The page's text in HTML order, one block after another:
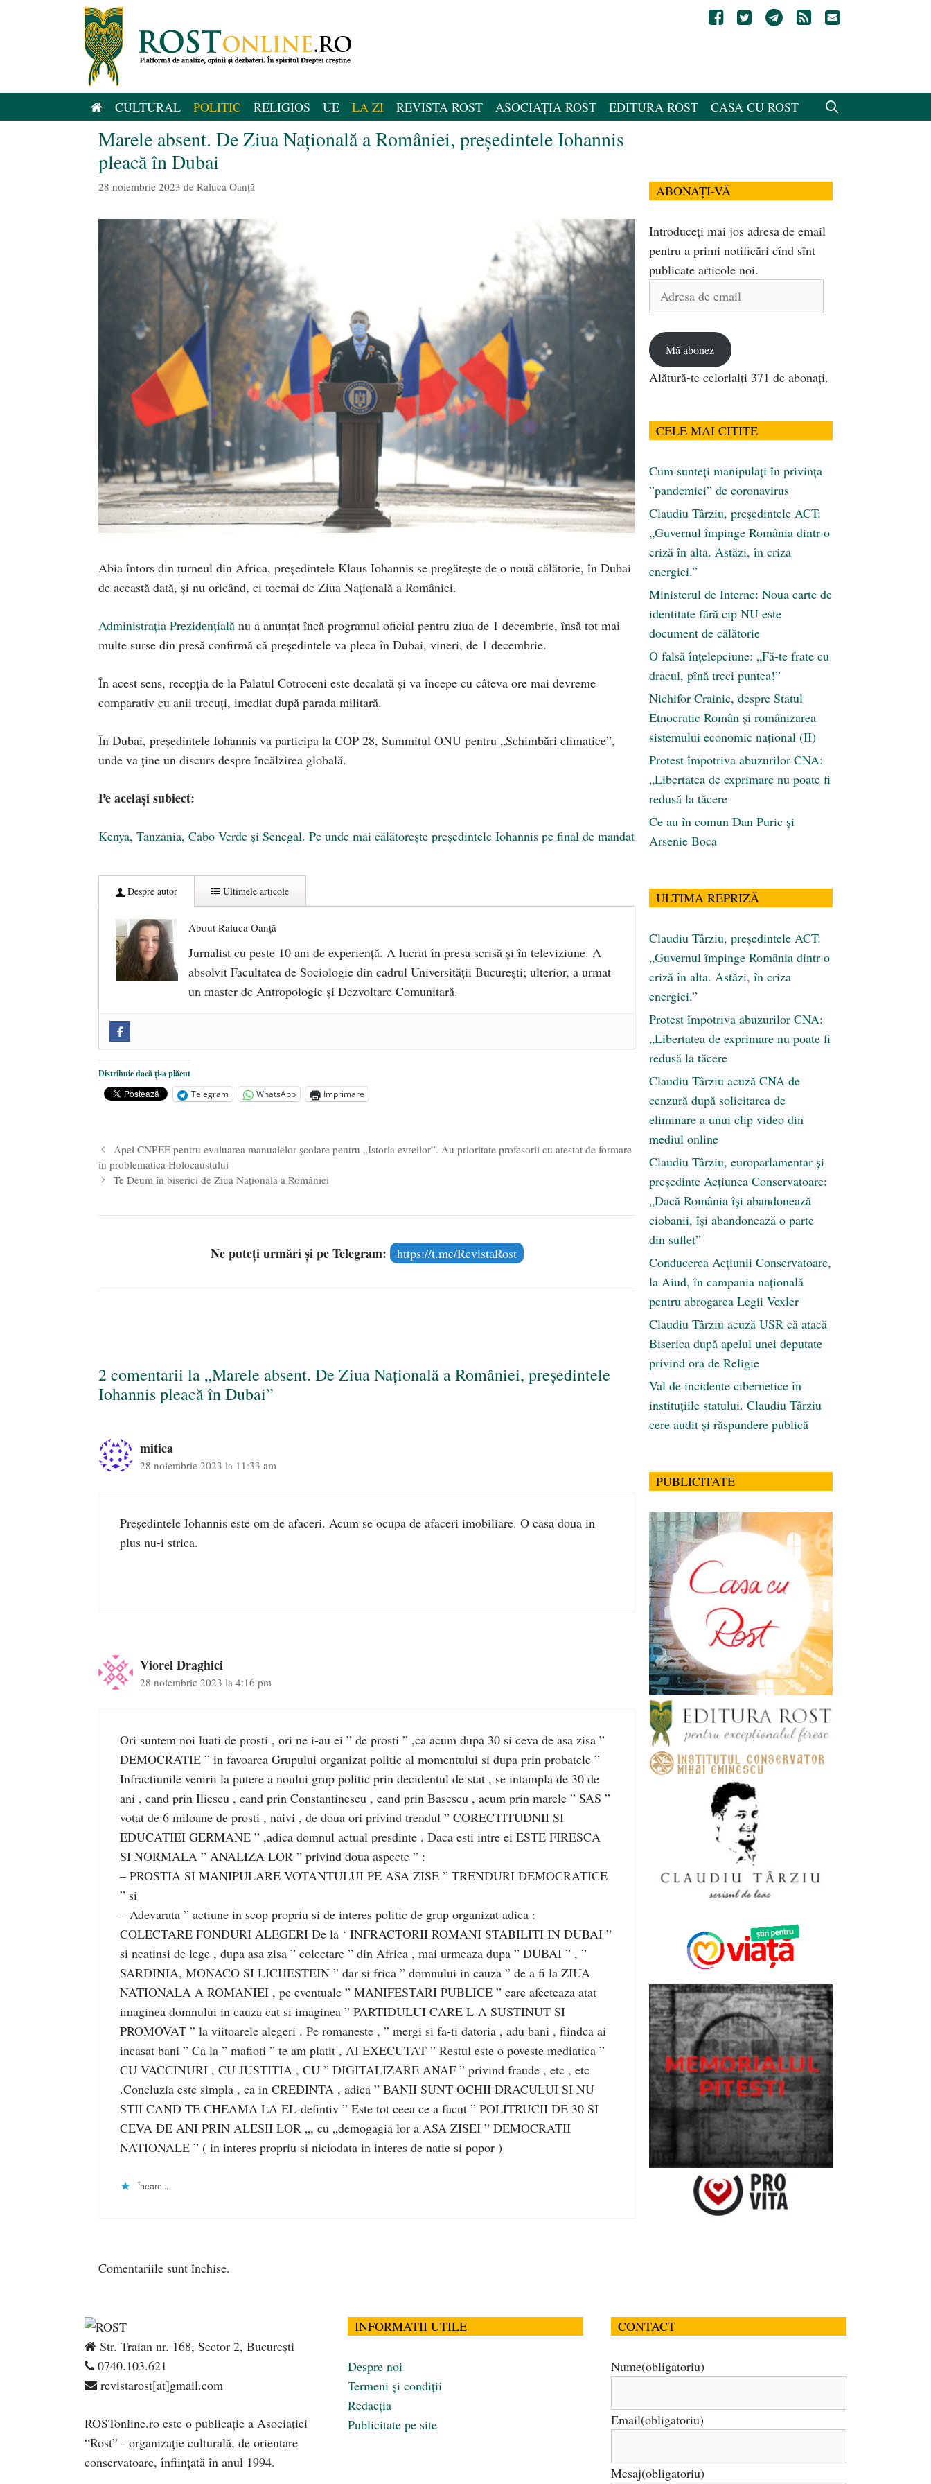
CULTURAL POLITIC RELIGIOS UE LA ZI REVISTA ROST ASOCIAȚIA ROST EDITURA ROST CASA CU ROST
Marele absent. De Ziua Națională a României, președintele Iohannis
pleacă în Dubai
28 noiembrie 2023 de Raluca Oanță
Abia întors din turneul din Africa, președintele Klaus Iohannis se pregătește de o nouă călătorie, în Dubai
de această dată, și nu oricând, ci tocmai de Ziua Națională a României.
Administrația Prezidențială nu a anunțat încă programul oficial pentru ziua de 1 decembrie, însă tot mai
multe surse din presă confirmă că președintele va pleca în Dubai, vineri, de 1 decembrie.
În acest sens, recepția de la Palatul Cotroceni este decalată și va începe cu câteva ore mai devreme
comparativ cu anii trecuți, imediat după parada militară.
În Dubai, președintele Iohannis va participa la COP 28, Summitul ONU pentru „Schimbări climatice”,
unde va ține un discurs despre încălzirea globală.
Pe același subiect:
Kenya, Tanzania, Cabo Verde și Senegal. Pe unde mai călătorește președintele Iohannis pe final de mandat
Despre autor Ultimele articole
About Raluca Oanță
Jurnalist cu peste 10 ani de experiență. A lucrat în presa scrisă și în televiziune. A
absolvit Facultatea de Sociologie din cadrul Universității București; ulterior, a urmat
un master de Antropologie și Dezvoltare Comunitară.
comemorat la 102 ani de la naștere - 29 iulie 2024
„Carnea cultivată” în laborator, tot mai aproape de autorizare pentru comercializare în UE
iulie 2024
Distribuie dacă ți-a plăcut
Telegram
WhatsApp Imprimare
Apel CNPEE pentru evaluarea manualelor școlare pentru „Istoria evreilor”. Au prioritate profesorii cu atestat de formare
în problematica Holocaustului
Te Deum în biserici de Ziua Naţională a României
Ne puteți urmări și pe Telegram: https://t.me/RevistaRost
2 comentarii la „Marele absent. De Ziua Națională a României, președintele
Iohannis pleacă în Dubai”
mitica
28 noiembrie 2023 la 11:33 am
Președintele Iohannis este om de afaceri. Acum se ocupa de afaceri imobiliare. O casa doua in
plus nu-i strica.
Viorel Draghici
28 noiembrie 2023 la 4:16 pm
Ori suntem noi luati de prosti , ori ne i-au ei ” de prosti ” ,ca acum dupa 30 si ceva de asa zisa ”
DEMOCRATIE ” in favoarea Grupului organizat politic al momentului si dupa prin probatele ”
Infractiunile venirii la putere a noului grup politic prin decidentul de stat , se intampla de 30 de
ani , cand prin Iliescu , cand prin Constantinescu , cand prin Basescu , acum prin marele ” SAS ”
votat de 6 miloane de prosti , naivi , de doua ori privind trendul ” CORECTITUDNII SI
EDUCATIEI GERMANE ” ,adica domnul actual presdinte . Daca esti intre ei ESTE FIRESCA
SI NORMALA ” ANALIZA LOR ” privind doua aspecte ” :
– PROSTIA SI MANIPULARE VOTANTULUI PE ASA ZISE ” TRENDURI DEMOCRATICE
” si
– Adevarata ” actiune in scop propriu si de interes politic de grup organizat adica :
COLECTARE FONDURI ALEGERI De la ‘ INFRACTORII ROMANI STABILITI IN DUBAI ”
si neatinsi de lege , dupa asa zisa ” colectare ” din Africa , mai urmeaza dupa ” DUBAI ” , ”
SARDINIA, MONACO SI LICHESTEIN ” dar si frica ” domnului in cauza ” de a fi la ZIUA
NATIONALA A ROMANIEI , pe eventuale ” MANIFESTARI PUBLICE ” care afecteaza atat
imaginea domnului in cauza cat si imaginea ” PARTIDULUI CARE L-A SUSTINUT SI
PROMOVAT ” la viitoarele alegeri . Pe romaneste , ” mergi si fa-ti datoria , adu bani , fiindca ai
incasat bani ” Ca la ” mafioti ” te am platit , AI EXECUTAT ” Restul este o poveste mediatica ”
CU VACCINURI , CU JUSTITIA , CU ” DIGITALIZARE ANAF ” privind fraude , etc , etc
.Concluzia este simpla , ca in CREDINTA , adica ” BANII SUNT OCHII DRACULUI SI NU
STII CAND TE CHEAMA LA EL-defintiv ” Este tot ceea ce a facut ” POLITRUCII DE 30 SI
CEVA DE ANI PRIN ALESII LOR „, cu „demogagia lor a ASA ZISEI ” DEMOCRATII
NATIONALE ” ( in interes propriu si niciodata in interes de natie si popor )
Încarc...
Comentariile sunt închise.
ABONAȚI-VĂ
Introduceți mai jos adresa de email
pentru a primi notificări cînd sînt
publicate articole noi.
Adresa
Mă abonez
Alătură-te celorlalți 371 de abonați.
CELE MAI CITITE
Cum sunteți manipulați în privința
”pandemiei” de coronavirus
Claudiu Târziu, președintele ACT:
„Guvernul împinge România dintr-o
criză în alta. Astăzi, în criza
energiei.”
Ministerul de Interne: Noua carte de
identitate fără cip NU este
document de călătorie
O falsă înțelepciune: „Fă-te frate cu
dracul, pînă treci puntea!”
Nichifor Crainic, despre Statul
Etnocratic Român şi românizarea
sistemului economic naţional (II)
Protest împotriva abuzurilor CNA:
„Libertatea de exprimare nu poate fi
redusă la tăcere
Ce au în comun Dan Puric şi
Arsenie Boca
ULTIMA REPRIZĂ
Claudiu Târziu, președintele ACT:
„Guvernul împinge România dintr-o
criză în alta. Astăzi, în criza
energiei.”
Protest împotriva abuzurilor CNA:
„Libertatea de exprimare nu poate fi
redusă la tăcere
Claudiu Târziu acuză CNA de
cenzură după solicitarea de
eliminare a unui clip video din
mediul online
Claudiu Târziu, europarlamentar și
președinte Acțiunea Conservatoare:
„Dacă România își abandonează
ciobanii, își abandonează o parte
din suflet”
Conducerea Acțiunii Conservatoare,
la Aiud, în campania națională
pentru abrogarea Legii Vexler
Claudiu Târziu acuză USR că atacă
Biserica după apelul unei deputate
privind ora de Religie
Val de incidente cibernetice în
instituțiile statului. Claudiu Târziu
cere audit și răspundere publică
PUBLICITATE
Str. Traian nr. 168, Sector 2, București
0740.103.621
revistarost[at]gmail.com
ROSTonline.ro este o publicaţie a Asociaţiei
“Rost” - organizaţie culturală, de orientare
conservatoare, înfiinţată în anul 1994.
INFORMATII UTILE
Despre noi
Termeni și condiții
Redacția
Publicitate pe site
CONTACT
Nume(obligatoriu)
Email(obligatoriu)
Mesaj(obligatoriu)